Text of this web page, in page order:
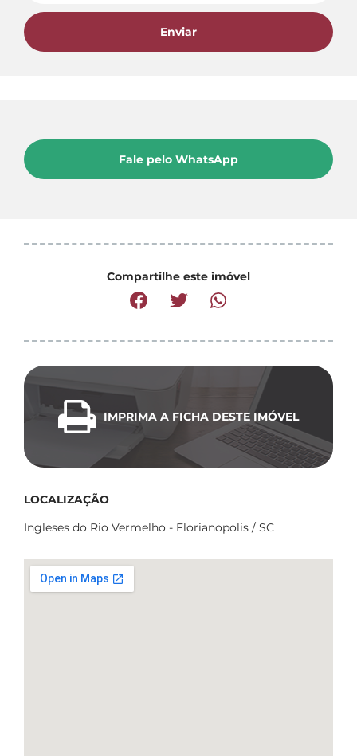
Enviar
Fale pelo WhatsApp
Compartilhe este imóvel
IMPRIMA A FICHA DESTE IMÓVEL
LOCALIZAÇÃO
Ingleses do Rio Vermelho - Florianopolis / SC